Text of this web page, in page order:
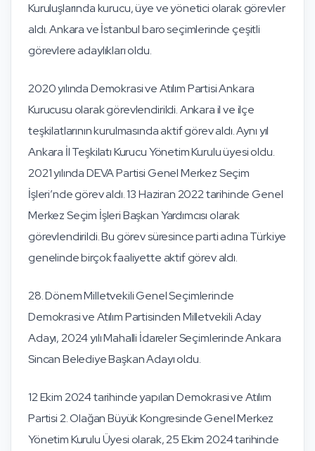
Kuruluşlarında kurucu, üye ve yönetici olarak görevler
aldı. Ankara ve İstanbul baro seçimlerinde çeşitli
görevlere adaylıkları oldu.
2020 yılında Demokrasi ve Atılım Partisi Ankara
Kurucusu olarak görevlendirildi. Ankara il ve ilçe
teşkilatlarının kurulmasında aktif görev aldı. Aynı yıl
Ankara İl Teşkilatı Kurucu Yönetim Kurulu üyesi oldu.
2021 yılında DEVA Partisi Genel Merkez Seçim
İşleri’nde görev aldı. 13 Haziran 2022 tarihinde Genel
Merkez Seçim İşleri Başkan Yardımcısı olarak
görevlendirildi. Bu görev süresince parti adına Türkiye
genelinde birçok faaliyette aktif görev aldı.
28. Dönem Milletvekili Genel Seçimlerinde
Demokrasi ve Atılım Partisinden Milletvekili Aday
Adayı, 2024 yılı Mahalli İdareler Seçimlerinde Ankara
Sincan Belediye Başkan Adayı oldu.
12 Ekim 2024 tarihinde yapılan Demokrasi ve Atılım
Partisi 2. Olağan Büyük Kongresinde Genel Merkez
Yönetim Kurulu Üyesi olarak, 25 Ekim 2024 tarihinde